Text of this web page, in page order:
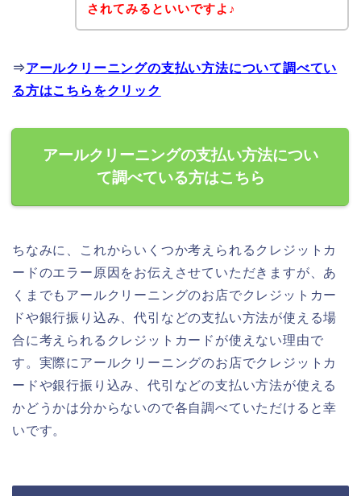
されてみるといいですよ♪
⇒アールクリーニングの支払い方法について調べてい
る方はこちらをクリック
アールクリーニングの支払い方法につい
て調べている方はこちら
ちなみに、これからいくつか考えられるクレジットカ
ードのエラー原因をお伝えさせていただきますが、あ
くまでもアールクリーニングのお店でクレジットカー
ドや銀行振り込み、代引などの支払い方法が使える場
合に考えられるクレジットカードが使えない理由で
す。実際にアールクリーニングのお店でクレジットカ
ードや銀行振り込み、代引などの支払い方法が使える
かどうかは分からないので各自調べていただけると幸
いです。